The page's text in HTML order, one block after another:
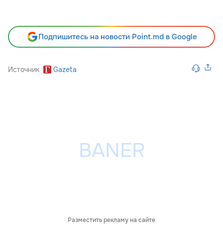
Подпишитесь на новости Point.md в Google
Источник Gazeta
Разместить рекламу на сайте